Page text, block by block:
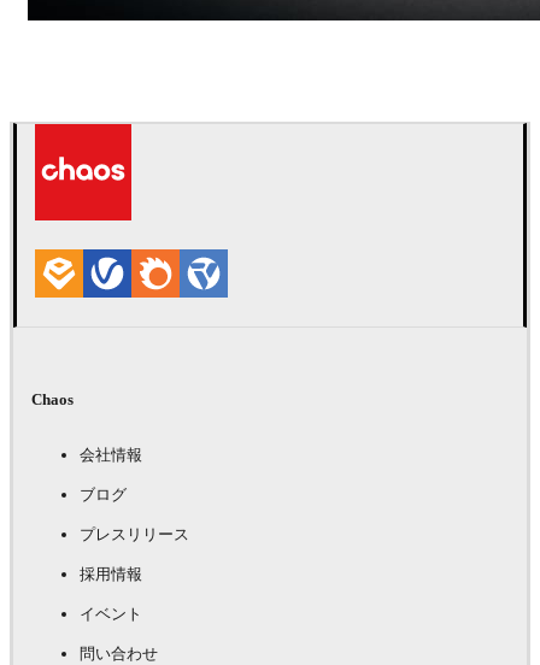
Chaos
会社情報
ブログ
プレスリリース
採用情報
イベント
問い合わせ